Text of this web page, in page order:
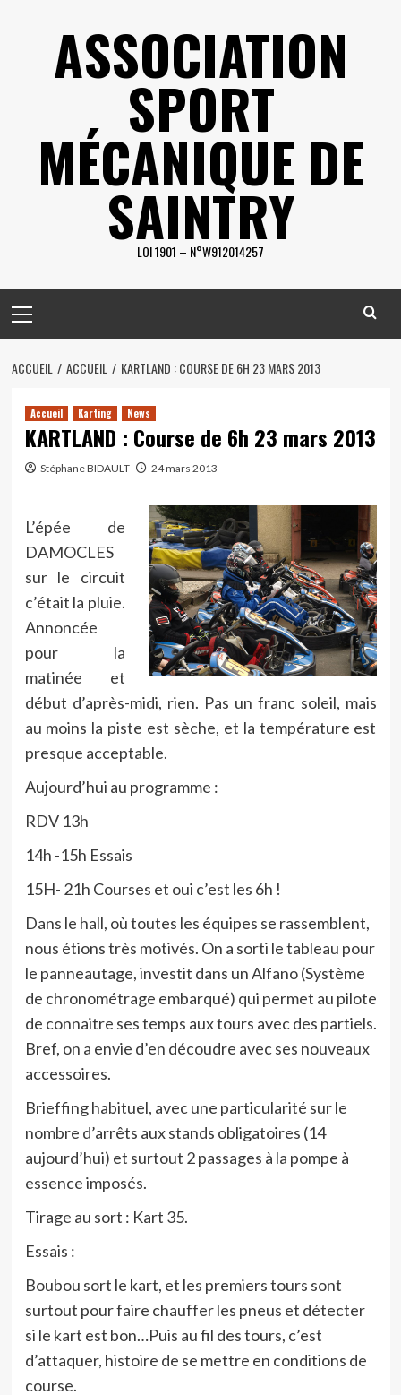
ASSOCIATION
SPORT
MÉCANIQUE DE
SAINTRY
LOI 1901 – N°W912014257
Menu
ACCUEIL ACCUEIL KARTLAND : COURSE DE 6H 23 MARS 2013
Accueil Karting News
KARTLAND : Course de 6h 23 mars 2013
Stéphane BIDAULT 24 mars 2013
L’épée de
DAMOCLES
sur le circuit
c’était la pluie.
Annoncée
pour la
matinée et
début d’après-midi, rien. Pas un franc soleil, mais
au moins la piste est sèche, et la température est
presque acceptable.
Aujourd’hui au programme :
RDV 13h
14h -15h Essais
15H- 21h Courses et oui c’est les 6h !
Dans le hall, où toutes les équipes se rassemblent,
nous étions très motivés. On a sorti le tableau pour
le panneautage, investit dans un Alfano (Système
de chronométrage embarqué) qui permet au pilote
de connaitre ses temps aux tours avec des partiels.
Bref, on a envie d’en découdre avec ses nouveaux
accessoires.
Brieffing habituel, avec une particularité sur le
nombre d’arrêts aux stands obligatoires (14
aujourd’hui) et surtout 2 passages à la pompe à
essence imposés.
Tirage au sort : Kart 35.
Essais :
Boubou sort le kart, et les premiers tours sont
surtout pour faire chauffer les pneus et détecter
si le kart est bon…Puis au fil des tours, c’est
d’attaquer, histoire de se mettre en conditions de
course.